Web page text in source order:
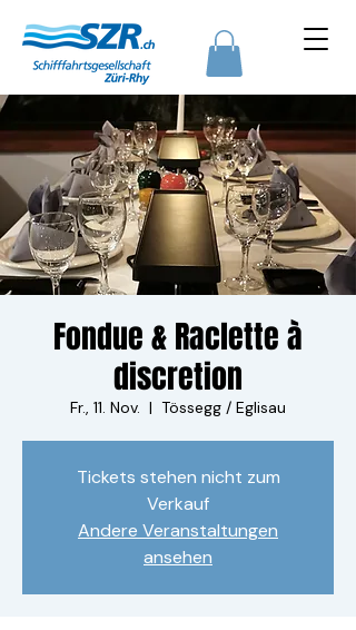
Fondue & Raclette à
discretion
Fr., 11. Nov.
  |
Tössegg / Eglisau
Tickets stehen nicht zum
Verkauf
Andere Veranstaltungen
ansehen